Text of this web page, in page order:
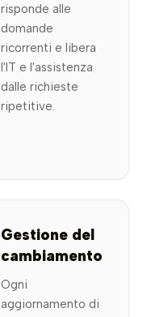
risponde alle
domande
ricorrenti e libera
l'IT e l'assistenza
dalle richieste
ripetitive.
Gestione del
cambiamento
Ogni
aggiornamento di